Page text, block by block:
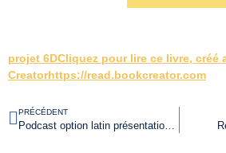
projet 6DCliquez pour lire ce livre, créé
Creatorhttps://read.bookcreator.com
PRÉCÉDENT